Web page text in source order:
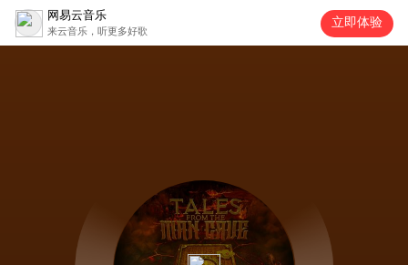
网易云音乐
来云音乐，听更多好歌
立即体验